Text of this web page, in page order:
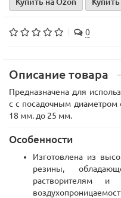
0
Описание товара
Предназначена для
с с посадочным
18 мм. до 25 мм.
Особенности
Изготовлена из
резины,
растворителям